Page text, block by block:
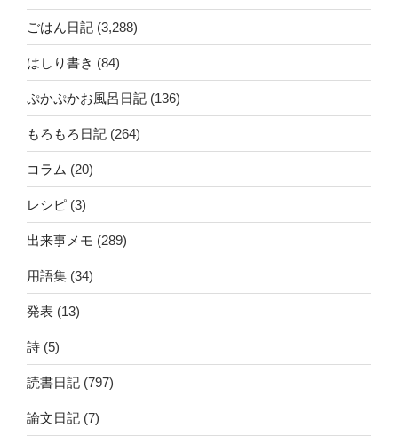
ごはん日記 (3,288)
はしり書き (84)
ぷかぷかお風呂日記 (136)
もろもろ日記 (264)
コラム (20)
レシピ (3)
出来事メモ (289)
用語集 (34)
発表 (13)
詩 (5)
読書日記 (797)
論文日記 (7)